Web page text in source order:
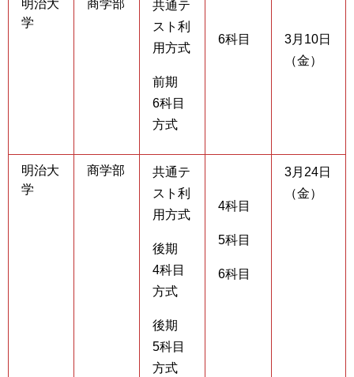
明治大
学
商学部
共通テ
スト利
用方式
前期
6科目
方式
6科目
3月10日
（金）
明治大
学
商学部
共通テ
スト利
用方式
後期
4科目
方式
後期
5科目
方式
4科目
5科目
6科目
3月24日
（金）